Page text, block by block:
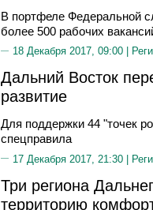
В портфеле Федеральной
более 500 рабочих
18 Декабря 2017, 09:00 |
Дальний Восток
развитие
Для поддержки 44 "точек
спецправила
17 Декабря 2017, 21:30 |
Три региона
территорию